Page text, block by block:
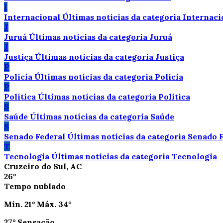
I
Internacional Últimas notícias da categoria
J
Juruá Últimas notícias da categoria Juruá
J
Justiça Últimas notícias da categoria Justiça
P
Polícia Últimas notícias da categoria Polícia
P
Política Últimas notícias da categoria Política
S
Saúde Últimas notícias da categoria Saúde
S
Senado Federal Últimas notícias da categoria Senado
T
Tecnologia Últimas notícias da categoria Tecnologia
Cruzeiro do Sul, AC
26°
Tempo nublado
Mín. 21° Máx. 34°